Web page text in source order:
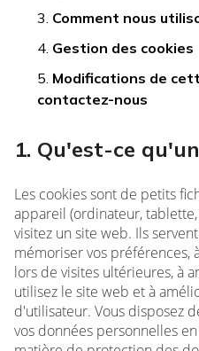
Comment nous
Gestion des cookies
Modifications de
contactez-nous
1. Qu'est-ce
Les cookies sont de petits
appareil (ordinateur,
visitez un site web. Ils
mémoriser vos préférences,
lors de visites ultérieures, à
utilisez le site web et à
d'utilisateur. Vous disposez
vos données personnelles